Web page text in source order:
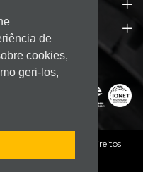
de
cookies,
geri-los,
S.A.
Todos os direitos